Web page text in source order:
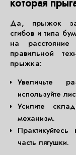
которая
Да, прыжок
сгибов и типа
на
правильной
прыжка:
Увеличьте
используйте
Усилите
механизм.
часть лягушки.